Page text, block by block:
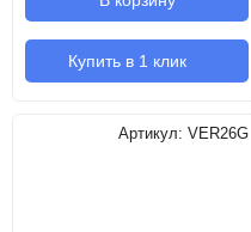
Купить в 1 клик
Артикул: VER26G